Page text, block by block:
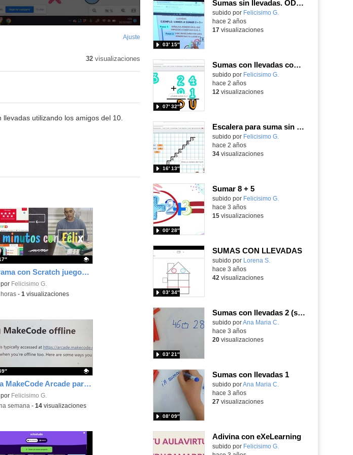
Ajuste
pantalla
32visualizaciones
utilizando los amigos del 10.
Programa con Scratch juegos con los partidos del mundial 2026 ganados por España
educativo.
Felicisimo G.
- 1 visualizaciones
Instala MakeCode Arcade para trabajar offline en tu tablet, ordenador, Chromebook
educativo.
Felicisimo G.
semana - 14visualizaciones
Sumas sin llevadas. ODE presentado con cam de SDI TTL
Contenido educativo.
subido por Felicisimo G.
03′ 15″
hace 2 años
17visualizaciones
Sumas con llevadas con Scratch
Contenido educativo.
subido por Felicisimo G.
07′ 32″
hace 2 años
12 visualizaciones
Escalera para suma sin llevadas con Scratch
Contenido educativo.
subido por Felicisimo G.
16′ 13″
hace 2 años
34visualizaciones
Sumar 8 + 5
Contenido educativo.
subido por Felicisimo G.
00′ 28″
hace 3 años
15visualizaciones
SUMAS CON LLEVADAS
Contenido educativo.
subido por Lorena S.
03′ 34″
hace 3 años
42 visualizaciones
Sumas con llevadas 2 (sin material manipulativo)
Contenido educativo.
subido porAna Maria C.
03′ 21″
hace 3 años
20visualizaciones
Sumas con llevadas 1
Contenido educativo.
subido porAna Maria C.
08′ 09″
hace 3 años
27visualizaciones
Adivina con eXeLearning
Contenido educativo.
subido por Felicisimo G.